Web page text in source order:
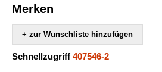
Merken
+ zur Wunschliste hinzufügen
Schnellzugriff 407546-2